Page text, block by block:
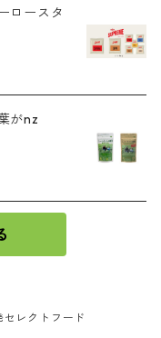
ロースタ
がnz
レクトフード